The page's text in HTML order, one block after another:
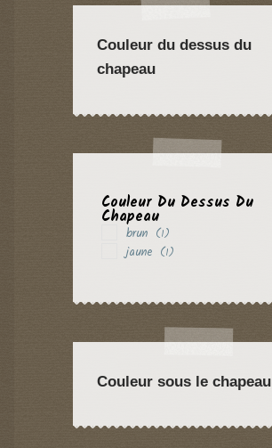
Couleur du dessus du
chapeau
Couleur Du Dessus Du
Chapeau
brun (1)
jaune (1)
Couleur sous le chapeau